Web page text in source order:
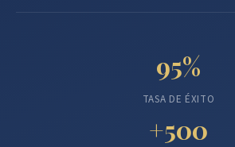
95%
TASA DE ÉXITO
+500